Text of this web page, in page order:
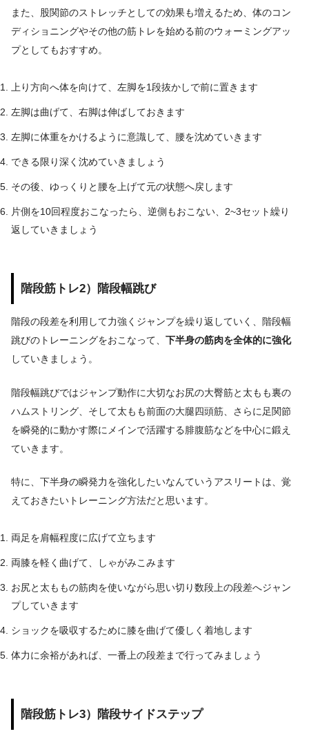
また、股関節のストレッチとしての効果も増えるため、体のコン
ディショニングやその他の筋トレを始める前のウォーミングアッ
プとしてもおすすめ。
上り方向へ体を向けて、左脚を1段抜かしで前に置きます
左脚は曲げて、右脚は伸ばしておきます
左脚に体重をかけるように意識して、腰を沈めていきます
できる限り深く沈めていきましょう
その後、ゆっくりと腰を上げて元の状態へ戻します
片側を10回程度おこなったら、逆側もおこない、2~3セット繰り
返していきましょう
階段筋トレ2）階段幅跳び
階段の段差を利用して力強くジャンプを繰り返していく、階段幅
跳びのトレーニングをおこなって、 下半身の筋肉を全体的に強化
していきましょう。
階段幅跳びではジャンプ動作に大切なお尻の大臀筋と太もも裏の
ハムストリング、そして太もも前面の大腿四頭筋、さらに足関節
を瞬発的に動かす際にメインで活躍する腓腹筋などを中心に鍛え
ていきます。
特に、下半身の瞬発力を強化したいなんていうアスリートは、覚
えておきたいトレーニング方法だと思います。
両足を肩幅程度に広げて立ちます
両膝を軽く曲げて、しゃがみこみます
お尻と太ももの筋肉を使いながら思い切り数段上の段差へジャン
プしていきます
ショックを吸収するために膝を曲げて優しく着地します
体力に余裕があれば、一番上の段差まで行ってみましょう
階段筋トレ3）階段サイドステップ